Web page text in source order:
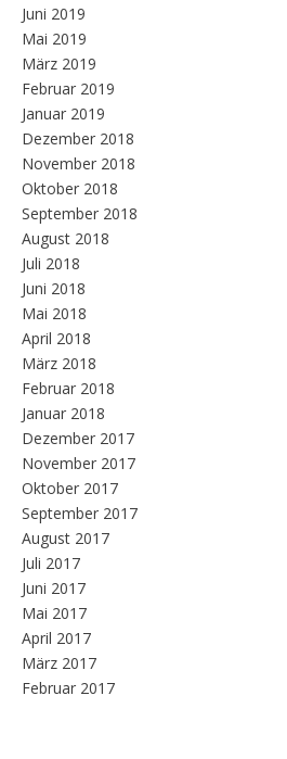
Juni 2019
Mai 2019
März 2019
Februar 2019
Januar 2019
Dezember 2018
November 2018
Oktober 2018
September 2018
August 2018
Juli 2018
Juni 2018
Mai 2018
April 2018
März 2018
Februar 2018
Januar 2018
Dezember 2017
November 2017
Oktober 2017
September 2017
August 2017
Juli 2017
Juni 2017
Mai 2017
April 2017
März 2017
Februar 2017